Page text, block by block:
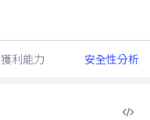
獲利能力 安全性分析